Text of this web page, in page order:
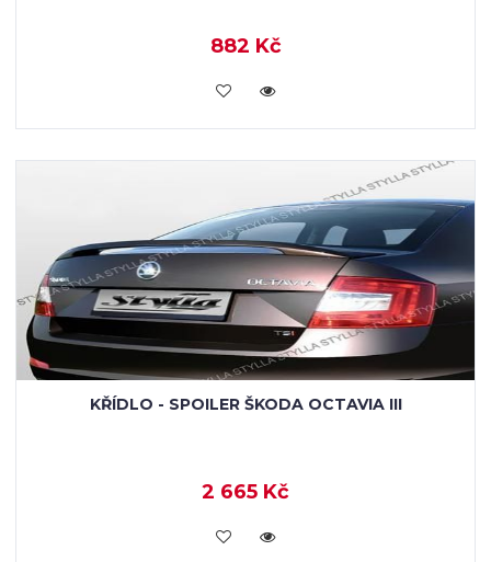
882 Kč
KOUPIT
KŘÍDLO - SPOILER ŠKODA OCTAVIA III
2 665 Kč
KOUPIT